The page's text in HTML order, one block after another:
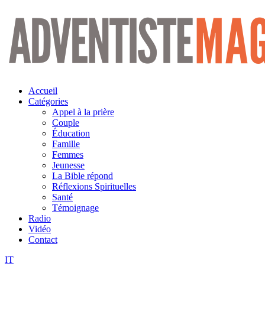
Aller
contenu
Accueil
Catégories
Appel à la prière
Couple
Éducation
Famille
Femmes
Jeunesse
La Bible répond
Réflexions Spirituelles
Santé
Témoignage
Radio
Vidéo
Contact
IT